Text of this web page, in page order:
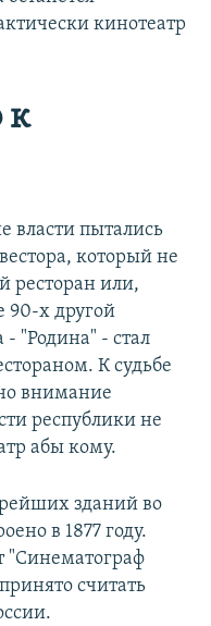
кинотеатр
к
власти пытались
который не
ресторан или,
90-х другой
"Родина" - стал
К судьбе
внимание
республики не
абы кому.
зданий во
в 1877 году.
"Синематограф
считать